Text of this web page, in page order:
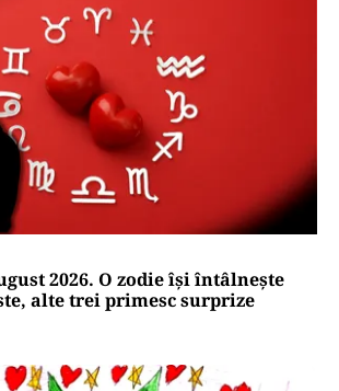
2026. O zodie își întâlnește
alte trei primesc surprize